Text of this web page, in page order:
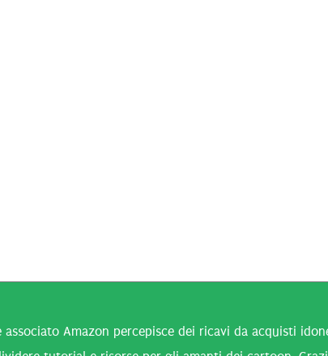
associato Amazon percepisce dei ricavi da acquisti